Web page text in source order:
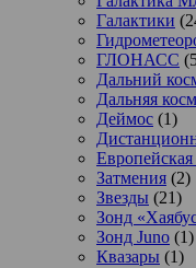
Галактики
ГЛОНАСС
Дальний
Дальняя
Деймос (1)
Затмения (2)
Звезды (21)
Зонд
Зонд Juno (1)
Квазары (1)